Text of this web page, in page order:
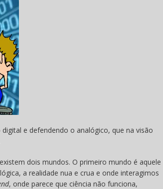
e defendendo o analógico, que na visão
dois mundos. O primeiro mundo é aquele
a realidade nua e crua e onde interagimos
, onde parece que ciência não funciona,